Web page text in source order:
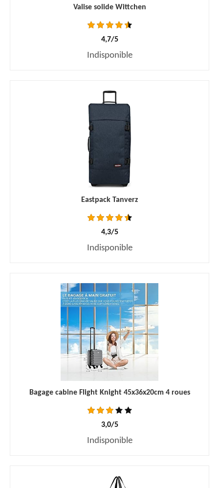
Valise solide Wittchen
4,7/5
Indisponible
Eastpack Tanverz
4,3/5
Indisponible
Bagage cabine Flight Knight 45x36x20cm 4 roues
3,0/5
Indisponible